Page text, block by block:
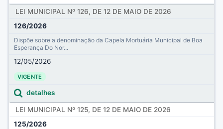
LEI MUNICIPAL Nº 126, DE 12 DE MAIO DE 2026
126/2026
Dispõe sobre a denominação da Capela Mortuária Municipal de Boa
Esperança Do Nor...
12/05/2026
VIGENTE
detalhes
LEI MUNICIPAL Nº 125, DE 12 DE MAIO DE 2026
125/2026